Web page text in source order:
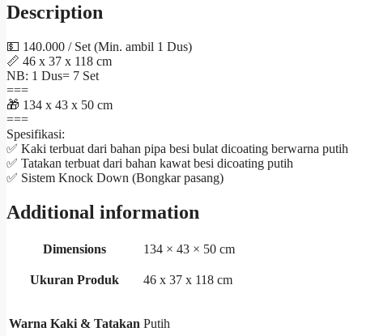
Description
💵 140.000 / Set (Min. ambil 1 Dus)
📏 46 x 37 x 118 cm
NB: 1 Dus= 7 Set
===
🎁 134 x 43 x 50 cm
===
Spesifikasi:
✅ Kaki terbuat dari bahan pipa besi bulat dicoating berwarna putih
✅ Tatakan terbuat dari bahan kawat besi dicoating putih
✅ Sistem Knock Down (Bongkar pasang)
Additional information
Dimensions 134 × 43 × 50 cm
Ukuran Produk 46 x 37 x 118 cm
Warna Kaki & Tatakan Putih